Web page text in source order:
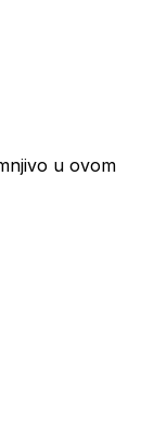
u ovom